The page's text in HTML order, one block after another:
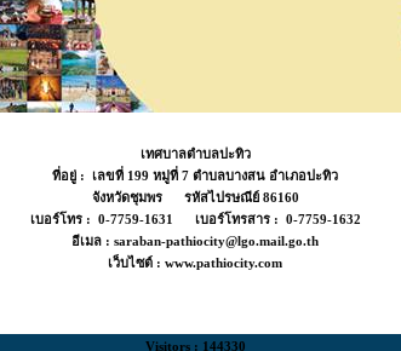
เทศบาลตำบลปะทิว
ที่อยู่ : เลขที่ 199 หมู่ที่ 7 ตำบลบางสน อำเภอปะทิว
จังหวัดชุมพร รหัสไปรษณีย์ 86160
เบอร์โทร : 0-7759-1631 เบอร์โทรสาร : 0-7759-1632
อีเมล : saraban-pathiocity@lgo.mail.go.th
เว็บไซต์ : www.pathiocity.com
Visitors : 144330